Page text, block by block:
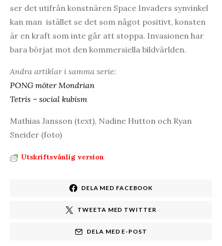
ser det utifrån konstnären Space Invaders synvinkel
kan man istället se det som något positivt, konsten
är en kraft som inte går att stoppa. Invasionen har
bara börjat mot den kommersiella bildvärlden.
Andra artiklar i samma serie:
PONG möter Mondrian
Tetris – social kubism
Mathias Jansson (text), Nadine Hutton och Ryan
Sneider (foto)
Utskriftsvänlig version
DELA MED FACEBOOK
TWEETA MED TWITTER
DELA MED E-POST